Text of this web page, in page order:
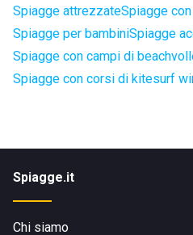
Spiagge attrezzateSpiagge
Spiagge per bambiniSpiagge
Spiagge con campi di
Spiagge con corsi di kitesurf
Spiagge.it
Chi siamo